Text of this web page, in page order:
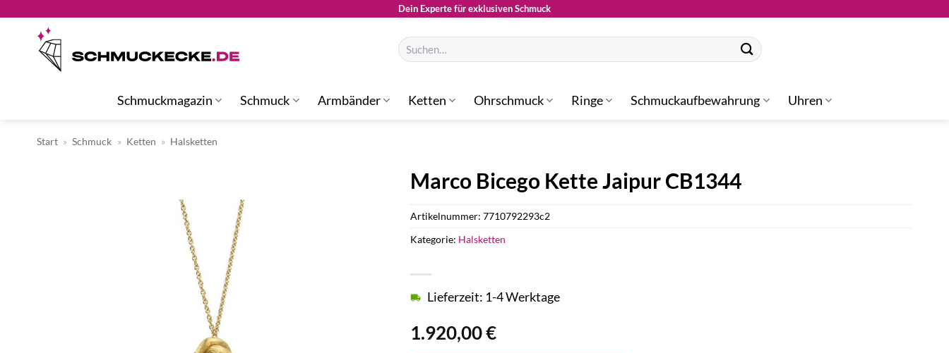
springen
Dein Experte für exklusiven Schmuck
Suchen
nach:
Schmuckmagazin Schmuck Armbänder Ketten Ohrschmuck Ringe Schmuckaufbewahrung Uhren
Start » Schmuck » Ketten » Halsketten
Marco Bicego Kette Jaipur CB1344
1.920,00€
Lieferzeit: 1-4 Werktage
Artikelnummer:7710792293c2
Kategorie: Halsketten